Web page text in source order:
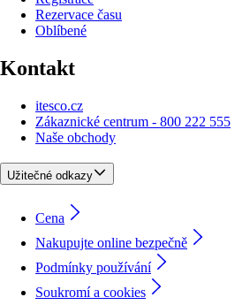
Rezervace času
Oblíbené
Kontakt
itesco.cz
Zákaznické centrum - 800 222 555
Naše obchody
Užitečné odkazy
Cena
Nakupujte online bezpečně
Podmínky používání
Soukromí a cookies